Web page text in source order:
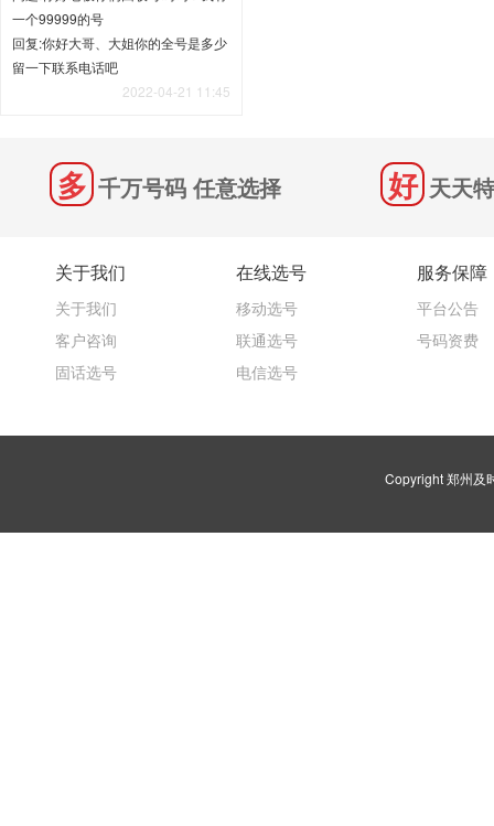
一个99999的号
回复:你好大哥、大姐你的全号是多少
留一下联系电话吧
2022-04-21 11:45
千万号码 任意选择 天天
关于我们
关于我们
客户咨询
固话选号
在线选号
移动选号
联通选号
电信选号
服务保障
平台公告
号码资费
Copyright 郑州及